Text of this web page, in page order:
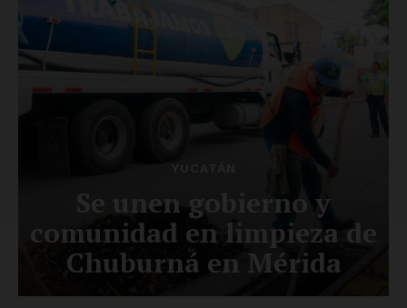
Luces
Del Siglo